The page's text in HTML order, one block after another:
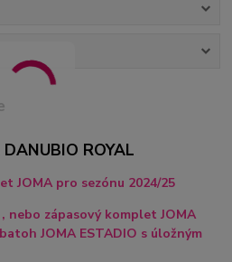
ROYAL
JOMA pro sezónu 2024/25
zápasový komplet JOMA
JOMA ESTADIO s úložným